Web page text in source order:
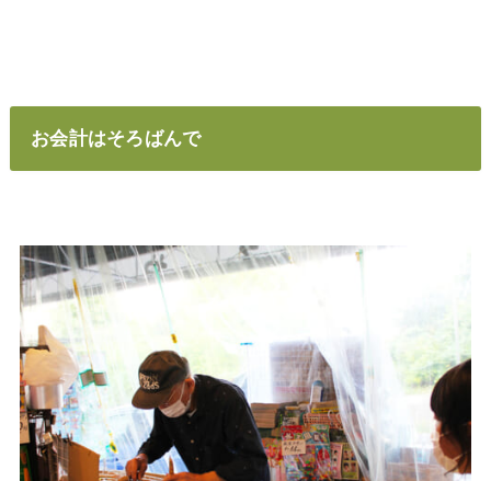
お会計はそろばんで